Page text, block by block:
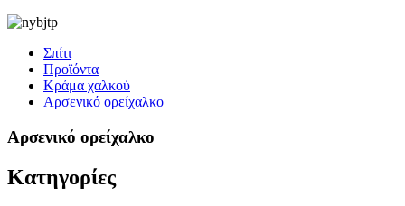
Σπίτι
Προϊόντα
Κράμα χαλκού
Αρσενικό ορείχαλκο
Αρσενικό ορείχαλκο
Κατηγορίες